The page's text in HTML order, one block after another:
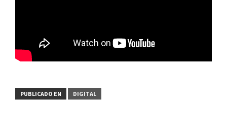
PUBLICADO EN DIGITAL